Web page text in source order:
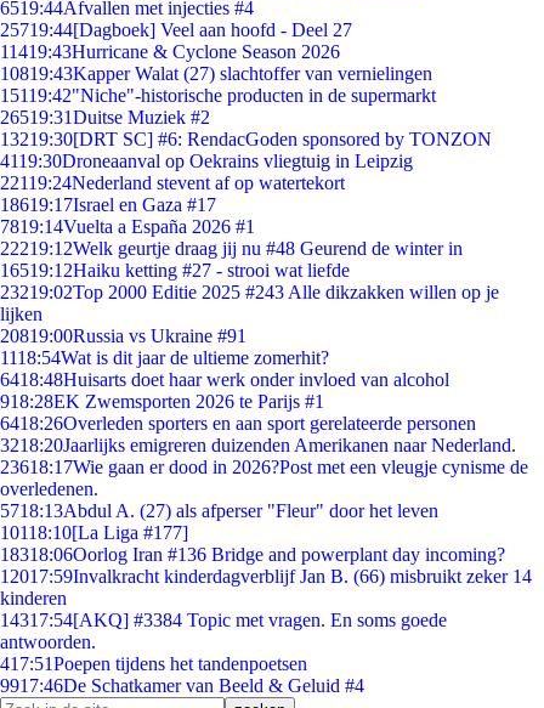
6519:44Afvallen met injecties #4
25719:44[Dagboek] Veel aan hoofd - Deel 27
11419:43Hurricane & Cyclone Season 2026
10819:43Kapper Walat (27) slachtoffer van vernielingen
15119:42"Niche"-historische producten in de supermarkt
26519:31Duitse Muziek #2
13219:30[DRT SC] #6: RendacGoden sponsored by TONZON
4119:30Droneaanval op Oekrains vliegtuig in Leipzig
22119:24Nederland stevent af op watertekort
18619:17Israel en Gaza #17
7819:14Vuelta a España 2026 #1
22219:12Welk geurtje draag jij nu #48 Geurend de winter in
16519:12Haiku ketting #27 - strooi wat liefde
23219:02Top 2000 Editie 2025 #243 Alle dikzakken willen op je
lijken
20819:00Russia vs Ukraine #91
1118:54Wat is dit jaar de ultieme zomerhit?
6418:48Huisarts doet haar werk onder invloed van alcohol
918:28EK Zwemsporten 2026 te Parijs #1
6418:26Overleden sporters en aan sport gerelateerde personen
3218:20Jaarlijks emigreren duizenden Amerikanen naar Nederland.
23618:17Wie gaan er dood in 2026?Post met een vleugje cynisme de
overledenen.
5718:13Abdul A. (27) als afperser "Fleur" door het leven
10118:10[La Liga #177]
18318:06Oorlog Iran #136 Bridge and powerplant day incoming?
12017:59Invalkracht kinderdagverblijf Jan B. (66) misbruikt zeker 14
kinderen
14317:54[AKQ] #3384 Topic met vragen. En soms goede
antwoorden.
417:51Poepen tijdens het tandenpoetsen
9917:46De Schatkamer van Beeld & Geluid #4